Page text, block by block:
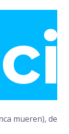
mueren), de